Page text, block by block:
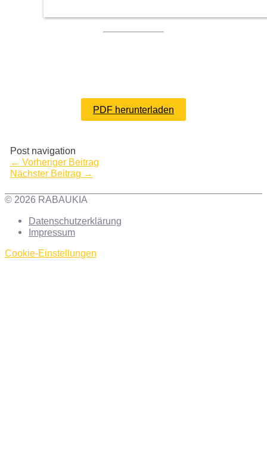
PDF herunterladen
Post navigation
← Vorheriger Beitrag
Nächster Beitrag →
© 2026 RABAUKIA
Datenschutzerklärung
Impressum
Cookie-Einstellungen